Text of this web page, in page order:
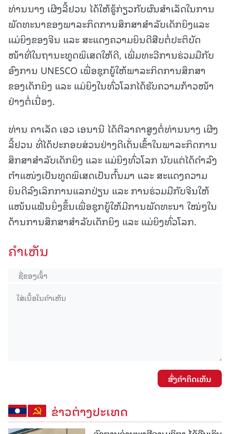
ທ່ານນາງ ເຜີງລີ້ຢວນ ໄດ້ໃຫ້ຮູ້ກ່ຽວກັບຜົນສຳເລັດໃນການ
ພັດທະນາຂອງພາລະກິດການສຶກສາສຳລັບເດັກຍິງແລະ
ແມ່ຍິງຂອງຈີນ ແລະ ສະແດງຄວາມຍິນດີສືບຕໍ່ປະຕິບັດ
ໜ້າທີ່ໃນຖານະທູດພິເສດໃຫ້ດີ, ເພີ່ມທະວີການຮ່ວມມືກັບ
ອົງການ UNESCO ເພື່ອຊຸກຍູ້ໃຫ້ພາລະກິດການສຶກສາ
ຂອງເດັກຍິງ ແລະ ແມ່ຍິງໃນທົ່ວໂລກໄດ້ຮັບຄວາມກ້າວໜ້າ
ຢ່າງຕໍ່ເນື່ອງ.
ທ່ານ ຄາເລັດ ເອວ ເອນານີ ໄດ້ຕີລາຄາສູງຕໍ່ທ່ານນາງ ເຜີງ
ລີ້ຢວນ ທີ່ໄດ້ປະກອບສ່ວນຢ່າງດີເດັ່ນເຂົ້າໃນພາລະກິດການ
ສຶກສາສຳລັບເດັກຍິງ ແລະ ແມ່ຍິງທົ່ວໂລກ ນັບແຕ່ໄດ້ດຳລົງ
ຕຳແໜ່ງເປັນທູດພິເສດເປັນຕົ້ນມາ ແລະ ສະແດງຄວາມ
ຍິນດີລົງເລິກການແລກປ່ຽນ ແລະ ການຮ່ວມມືກັບຈີນໃຫ້
ແໜ້ນແຟ້ນຍິ່ງຂຶ້ນເພື່ອຊຸກຍູ້ໃຫ້ມີການພັດທະນາ ໃໝ່ໆໃນ
ດ້ານການສຶກສາສຳລັບເດັກຍິງ ແລະ ແມ່ຍິງທົ່ວໂລກ.
ຄໍາເຫັນ
ສົ່ງຄໍາຄິດເຫັນ
ຂ່າວຕ່າງປະເທດ